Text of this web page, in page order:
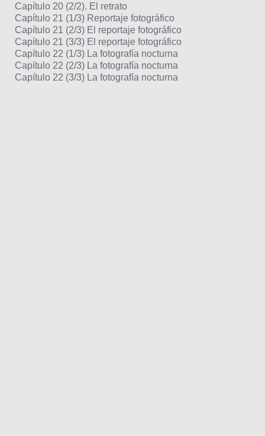
Capítulo 20 (2/2). El retrato
Capítulo 21 (1/3) Reportaje fotográfico
Capítulo 21 (2/3) El reportaje fotográfico
Capítulo 21 (3/3) El reportaje fotográfico
Capítulo 22 (1/3) La fotografía nocturna
Capítulo 22 (2/3) La fotografía nocturna
Capítulo 22 (3/3) La fotografía nocturna